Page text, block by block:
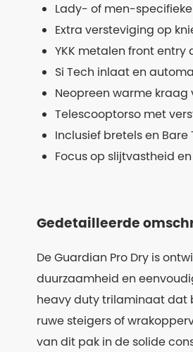
Lady- of men-
Extra versteviging op
YKK metalen front
Si Tech inlaat en
Neopreen warme
Telescooptorso met
Inclusief bretels en Bare
Focus op slijtvastheid
Gedetailleerde
De Guardian Pro Dry is
duurzaamheid en
heavy duty trilaminaat dat
ruwe steigers of
van dit pak in de solide